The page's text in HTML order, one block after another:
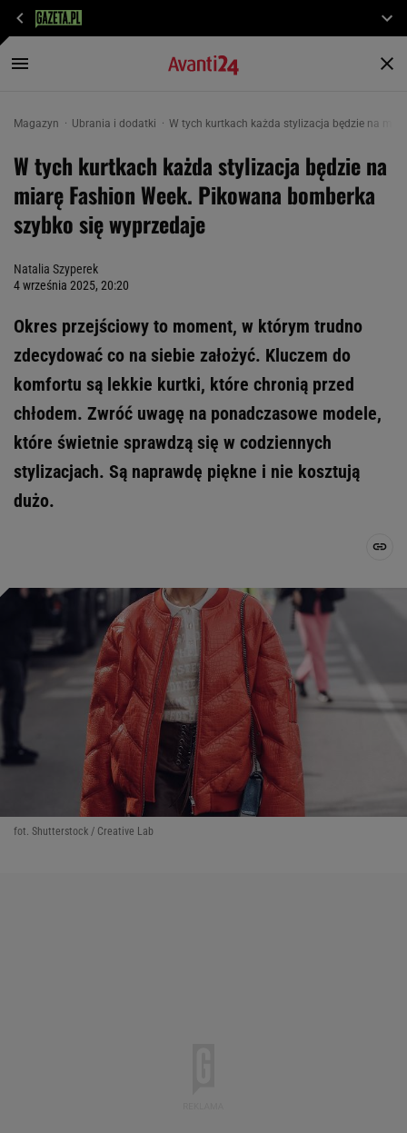
Magazyn Ubrania i dodatki W tych kurtkach każda stylizacja będzie na
W tych kurtkach każda stylizacja będzie na
miarę Fashion Week. Pikowana bomberka
szybko się wyprzedaje
Natalia Szyperek
4 września 2025, 20:20
Okres przejściowy to moment, w którym trudno
zdecydować co na siebie założyć. Kluczem do
komfortu są lekkie kurtki, które chronią przed
chłodem. Zwróć uwagę na ponadczasowe modele,
które świetnie sprawdzą się w codziennych
stylizacjach. Są naprawdę piękne i nie kosztują
dużo.
fot. Shutterstock / Creative Lab